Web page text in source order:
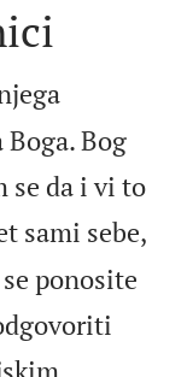
Bog
se da i vi to
sami sebe,
ponosite